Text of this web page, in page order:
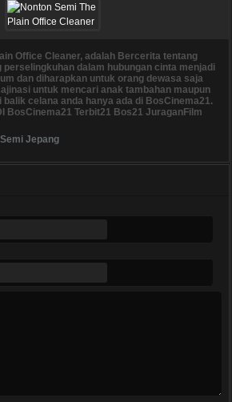
Office Cleaner, adalah Bercerita tentang
dalam hubungan cinta menjadi
dan diharapkan untuk orang dewasa saja
untuk mencari anak tambahan maupun
celana anda hanya ada di BosCinema21.
BosCinema21 Terbit21 Bos21 JuraganFilm
Semi Jepang